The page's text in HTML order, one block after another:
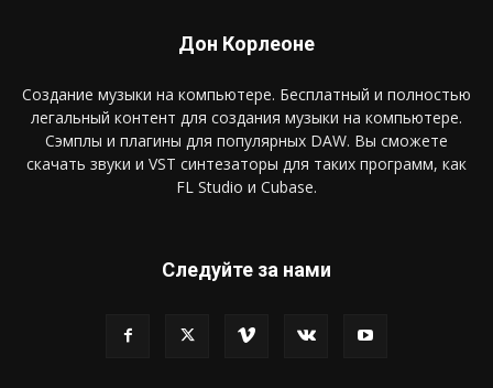
Дон Корлеоне
Создание музыки на компьютере. Бесплатный и полностью
легальный контент для создания музыки на компьютере.
Сэмплы и плагины для популярных DAW. Вы сможете
скачать звуки и VST синтезаторы для таких программ, как
FL Studio и Cubase.
Следуйте за нами